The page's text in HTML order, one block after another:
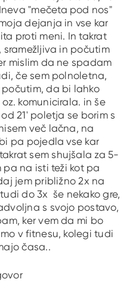
"mečeta pod nos"
dejanja in vse kar
proti meni. In takrat
sramežljiva in počutim
mislim da ne spadam
če sem polnoletna,
počutim, da bi lahko
komunicirala. in še
21' poletja se borim s
več lačna, na
pa pojedla vse kar
sem shujšala za 5-
pa na isti teži kot pa
jem približno 2x na
do 3x še nekako gre,
s svojo postavo,
ker vem da mi bo
v fitnesu, kolegi tudi
časa..